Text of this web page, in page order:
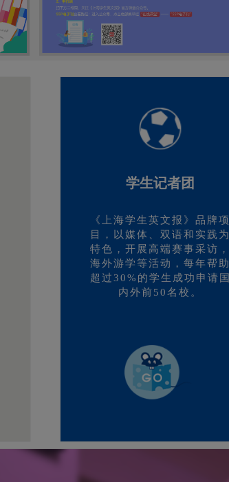
学生记者团
《上海学生英文报》品牌项
目，以媒体、双语和实践为
特色，开展高端赛事采访，
海外游学等活动，每年帮助
超过30%的学生成功申请国
内外前50名校。